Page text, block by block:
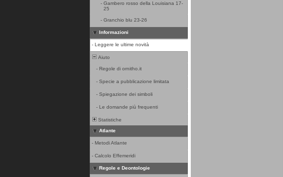
- Gambero rosso della Louisiana 17-
25
- Granchio blu 23-26
Informazioni
- Leggere le ultime novità
Aiuto
- Regole di ornitho.it
- Specie a pubblicazione limitata
- Spiegazione dei simboli
- Le domande più frequenti
Statistiche
Atlante
- Metodi Atlante
- Calcolo Effemeridi
Regole e Deontologie